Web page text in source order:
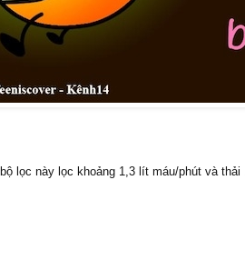
lọc này lọc khoảng 1,3 lít máu/phút và